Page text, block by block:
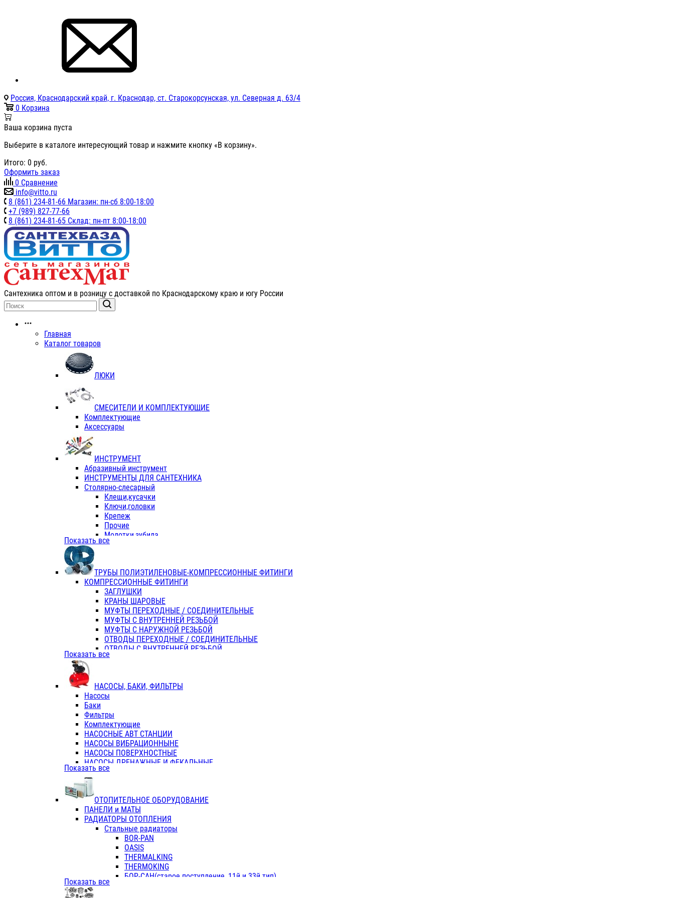
Россия, Краснодарский край, г. Краснодар, ст. Старокорсунская, ул. Северная д. 63/4
0 Корзина
Ваша корзина пуста
Выберите в каталоге интересующий товар и нажмите кнопку «В корзину».
Итого: 0 руб.
Оформить заказ
0 Сравнение
info@vitto.ru
8 (861) 234-81-66 Магазин: пн-сб 8:00-18:00
+7 (989) 827-77-66
8 (861) 234-81-65 Склад: пн-пт 8:00-18:00
Сантехника оптом и в розницу с доставкой по Краснодарскому краю и югу России
Главная
Каталог товаров
ЛЮКИ
СМЕСИТЕЛИ И КОМПЛЕКТУЮЩИЕ
Комплектующие
Аксессуары
ИНСТРУМЕНТ
Абразивный инструмент
ИНСТРУМЕНТЫ ДЛЯ САНТЕХНИКА
Столярно-слесарный
Клещи,кусачки
Ключи,головки
Крепеж
Прочие
Молотки,зубила
Пассатижи,тонкогубцы,утконосы
Отвертки
Хоз. инвентарь
ЭЛ. ИНСТРУМЕНТ OASIS
Показать все
ТРУБЫ ПОЛИЭТИЛЕНОВЫЕ-КОМПРЕССИОННЫЕ ФИТИНГИ
КОМПРЕССИОННЫЕ ФИТИНГИ
ЗАГЛУШКИ
КРАНЫ ШАРОВЫЕ
МУФТЫ ПЕРЕХОДНЫЕ / СОЕДИНИТЕЛЬНЫЕ
МУФТЫ С ВНУТРЕННЕЙ РЕЗЬБОЙ
МУФТЫ С НАРУЖНОЙ РЕЗЬБОЙ
ОТВОДЫ ПЕРЕХОДНЫЕ / СОЕДИНИТЕЛЬНЫЕ
ОТВОДЫ С ВНУТРЕННЕЙ РЕЗЬБОЙ
ОТВОДЫ С НАРУЖНОЙ РЕЗЬБОЙ
ТРОЙНИКИ ПЕРЕХОДНЫЕ / СОЕДИНИТЕЛЬНЫЕ
ТРОЙНИКИ С ВНУТРЕННЕЙ РЕЗЬБОЙ
КОЛЬЦА РЕЗИНОВЫЕ
ТРУБЫ НАПОРНЫЕ
ТРУБЫ ГОФРИРОВАННЫЕ ДВУХСЛ.
ТРУБЫ ПОЛИЭТИЛЕНОВЫЕ
Показать все
НАСОСЫ, БАКИ, ФИЛЬТРЫ
Насосы
Баки
Фильтры
Комплектующие
НАСОСНЫЕ АВТ СТАНЦИИ
НАСОСЫ ВИБРАЦИОННЫНЕ
НАСОСЫ ПОВЕРХНОСТНЫЕ
НАСОСЫ ДРЕНАЖНЫЕ И ФЕКАЛЬНЫЕ
НАСОСЫ ПОВЫСИТ и ЦИРКУЛЯЦИОННЫЕ
НАСОСЫ СКВАЖИННЫЕ
Показать все
ОТОПИТЕЛЬНОЕ ОБОРУДОВАНИЕ
ПАНЕЛИ и МАТЫ
РАДИАТОРЫ ОТОПЛЕНИЯ
Стальные радиаторы
BOR-PAN
OASIS
THERMALKING
THERMOKING
БОР-САН(старое поступление, 11й и 33й тип)
Показать все